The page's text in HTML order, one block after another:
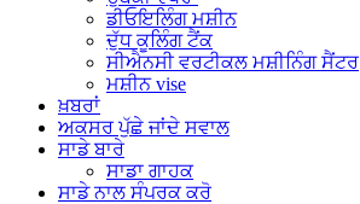
ਡੀਓਇਲਿੰਗ ਮਸ਼ੀਨ
ਦੁੱਧ ਕੂਲਿੰਗ ਟੈਂਕ
ਸੀਐਨਸੀ ਵਰਟੀਕਲ ਮਸ਼ੀਨਿੰਗ ਸੈਂਟਰ
ਮਸ਼ੀਨ vise
ਖ਼ਬਰਾਂ
ਅਕਸਰ ਪੁੱਛੇ ਜਾਂਦੇ ਸਵਾਲ
ਸਾਡੇ ਬਾਰੇ
ਸਾਡਾ ਗਾਹਕ
ਸਾਡੇ ਨਾਲ ਸੰਪਰਕ ਕਰੋ